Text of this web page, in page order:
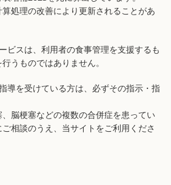
処理の改善により更新されることがあ
ビスは、利用者の食事管理を支援するも
うものではありません。
導を受けている方は、必ずその指示・指
脳梗塞などの複数の合併症を患ってい
相談のうえ、当サイトをご利用くださ